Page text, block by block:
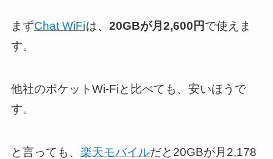
まずChat WiFiは、 20GBが月2,600円で使えま
す。
他社のポケットWi-Fiと比べても、安いほうで
す。
と言っても、 楽天モバイルだと20GBが月2,178